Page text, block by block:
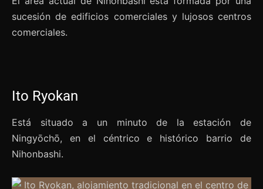
sucesión de edificios comerciales y lujosos centros
comerciales.
Ito Ryokan
Está situado a un minuto de la estación de
Ningyōchō, en el céntrico e histórico barrio de
Nihonbashi.